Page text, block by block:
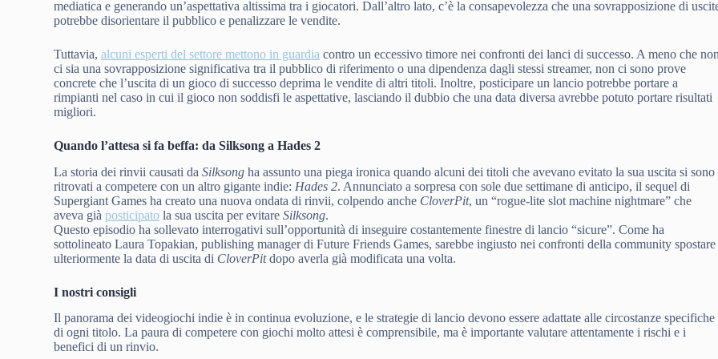
mediatica e generando un’aspettativa altissima tra i giocatori. Dall’altro lato, c’è la consapevolezza che una sovrapposizione di
potrebbe disorientare il pubblico e penalizzare le vendite.
Tuttavia,alcuni esperti del settore mettono in guardia contro un eccessivo timore nei confronti dei lanci di successo. A meno che
ci sia una sovrapposizione significativa tra il pubblico di riferimento o una dipendenza dagli stessi streamer, non ci sono prove
concrete che l’uscita di un gioco di successo deprima le vendite di altri titoli. Inoltre, posticipare un lancio potrebbe portare a
rimpianti nel caso in cui il gioco non soddisfi le aspettative, lasciando il dubbio che una data diversa avrebbe potuto portare risultati
migliori.
Quando l’attesa si fa beffa: da Silksong a Hades 2
La storia dei rinvii causati daSilksong ha assunto una piega ironica quando alcuni dei titoli che avevano evitato la sua uscita si sono
ritrovati a competere con un altro gigante indie: Hades 2. Annunciato a sorpresa con sole due settimane di anticipo, il sequel di
Supergiant Games ha creato una nuova ondata di rinvii, colpendo anche CloverPit, un “rogue-lite slot machine nightmare” che
aveva giàposticipato la sua uscita per evitareSilksong.
Questo episodio ha sollevato interrogativi sull’opportunità di inseguire costantemente finestre di lancio “sicure”. Come ha
sottolineato Laura Topakian, publishing manager di Future Friends Games, sarebbe ingiusto nei confronti della community spostare
ulteriormente la data di uscita di CloverPitdopo averla già modificata una volta.
I nostri consigli
Il panorama dei videogiochi indie è in continua evoluzione, e le strategie di lancio devono essere adattate alle circostanze specifiche
di ogni titolo. La paura di competere con giochi molto attesi è comprensibile, ma è importante valutare attentamente i rischi e i
benefici di un rinvio.